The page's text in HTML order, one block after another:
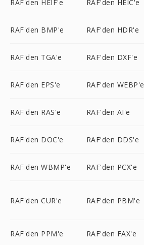
RAF'den HEIF'e RAF'den HEIC'e
RAF'den BMP'e RAF'den HDR'e
RAF'den TGA'e RAF'den DXF'e
RAF'den EPS'e RAF'den WEBP'e
RAF'den RAS'e RAF'den AI'e
RAF'den DOC'e RAF'den DDS'e
RAF'den WBMP'e RAF'den PCX'e
RAF'den CUR'e RAF'den PBM'e
RAF'den PPM'e RAF'den FAX'e